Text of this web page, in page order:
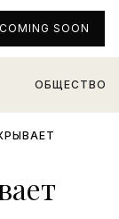
ОБЩЕСТВО
COMING SOON